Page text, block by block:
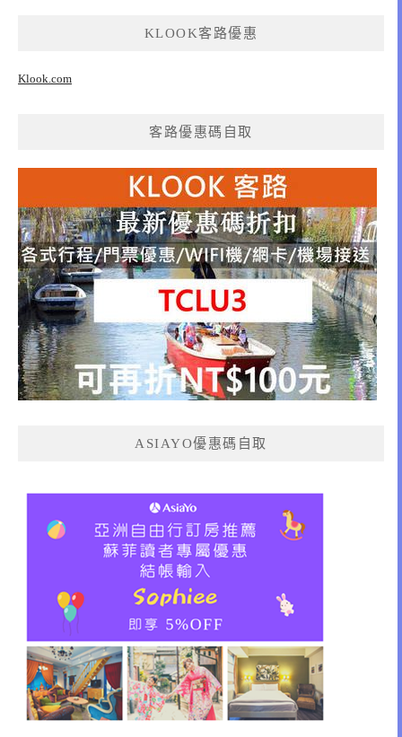
KLOOK客路優惠
Klook.com
客路優惠碼自取
ASIAYO優惠碼自取